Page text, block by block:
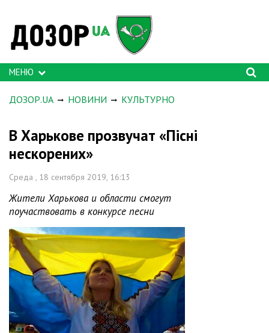
МЕНЮ
ДОЗОР.UA НОВИНИ КУЛЬТУРНО
В Харькове прозвучат «Пісні
нескорених»
Среда , 18 сентября 2019, 16:13
Жители Харькова и области смогут
поучаствовать в конкурсе песни